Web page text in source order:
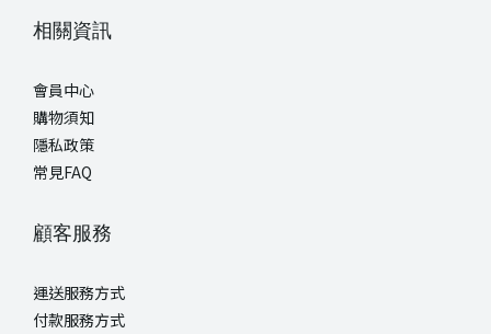
相關資訊
會員中心
購物須知
隱私政策
常見FAQ
顧客服務
運送服務方式
付款服務方式